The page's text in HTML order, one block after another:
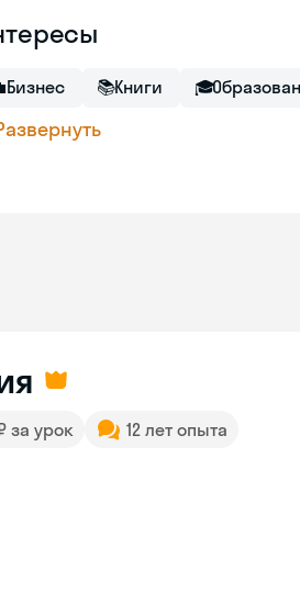
Бизнес 📚Книги 🎓
за урок 12 лет опыта